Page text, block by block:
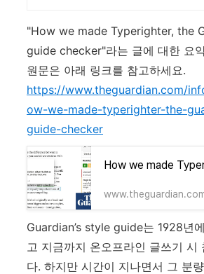
"How we made Typerighter, the
guide checker"라는 글에 대한 요
원문은 아래 링크를 참고하세요.
https://www.theguardian.com/
ow-we-made-typerighter-the-
guide-checker
Guardian’s style guide는 1928년
고 지금까지 온오프라인 글쓰기 시
다. 하지만 시간이 지나면서 그 분